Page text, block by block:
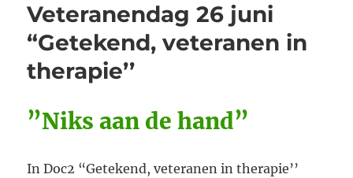
Veteranendag 26 juni
“Getekend, veteranen in
therapie’’
”Niks aan de hand”
In Doc2 “Getekend, veteranen in therapie’’